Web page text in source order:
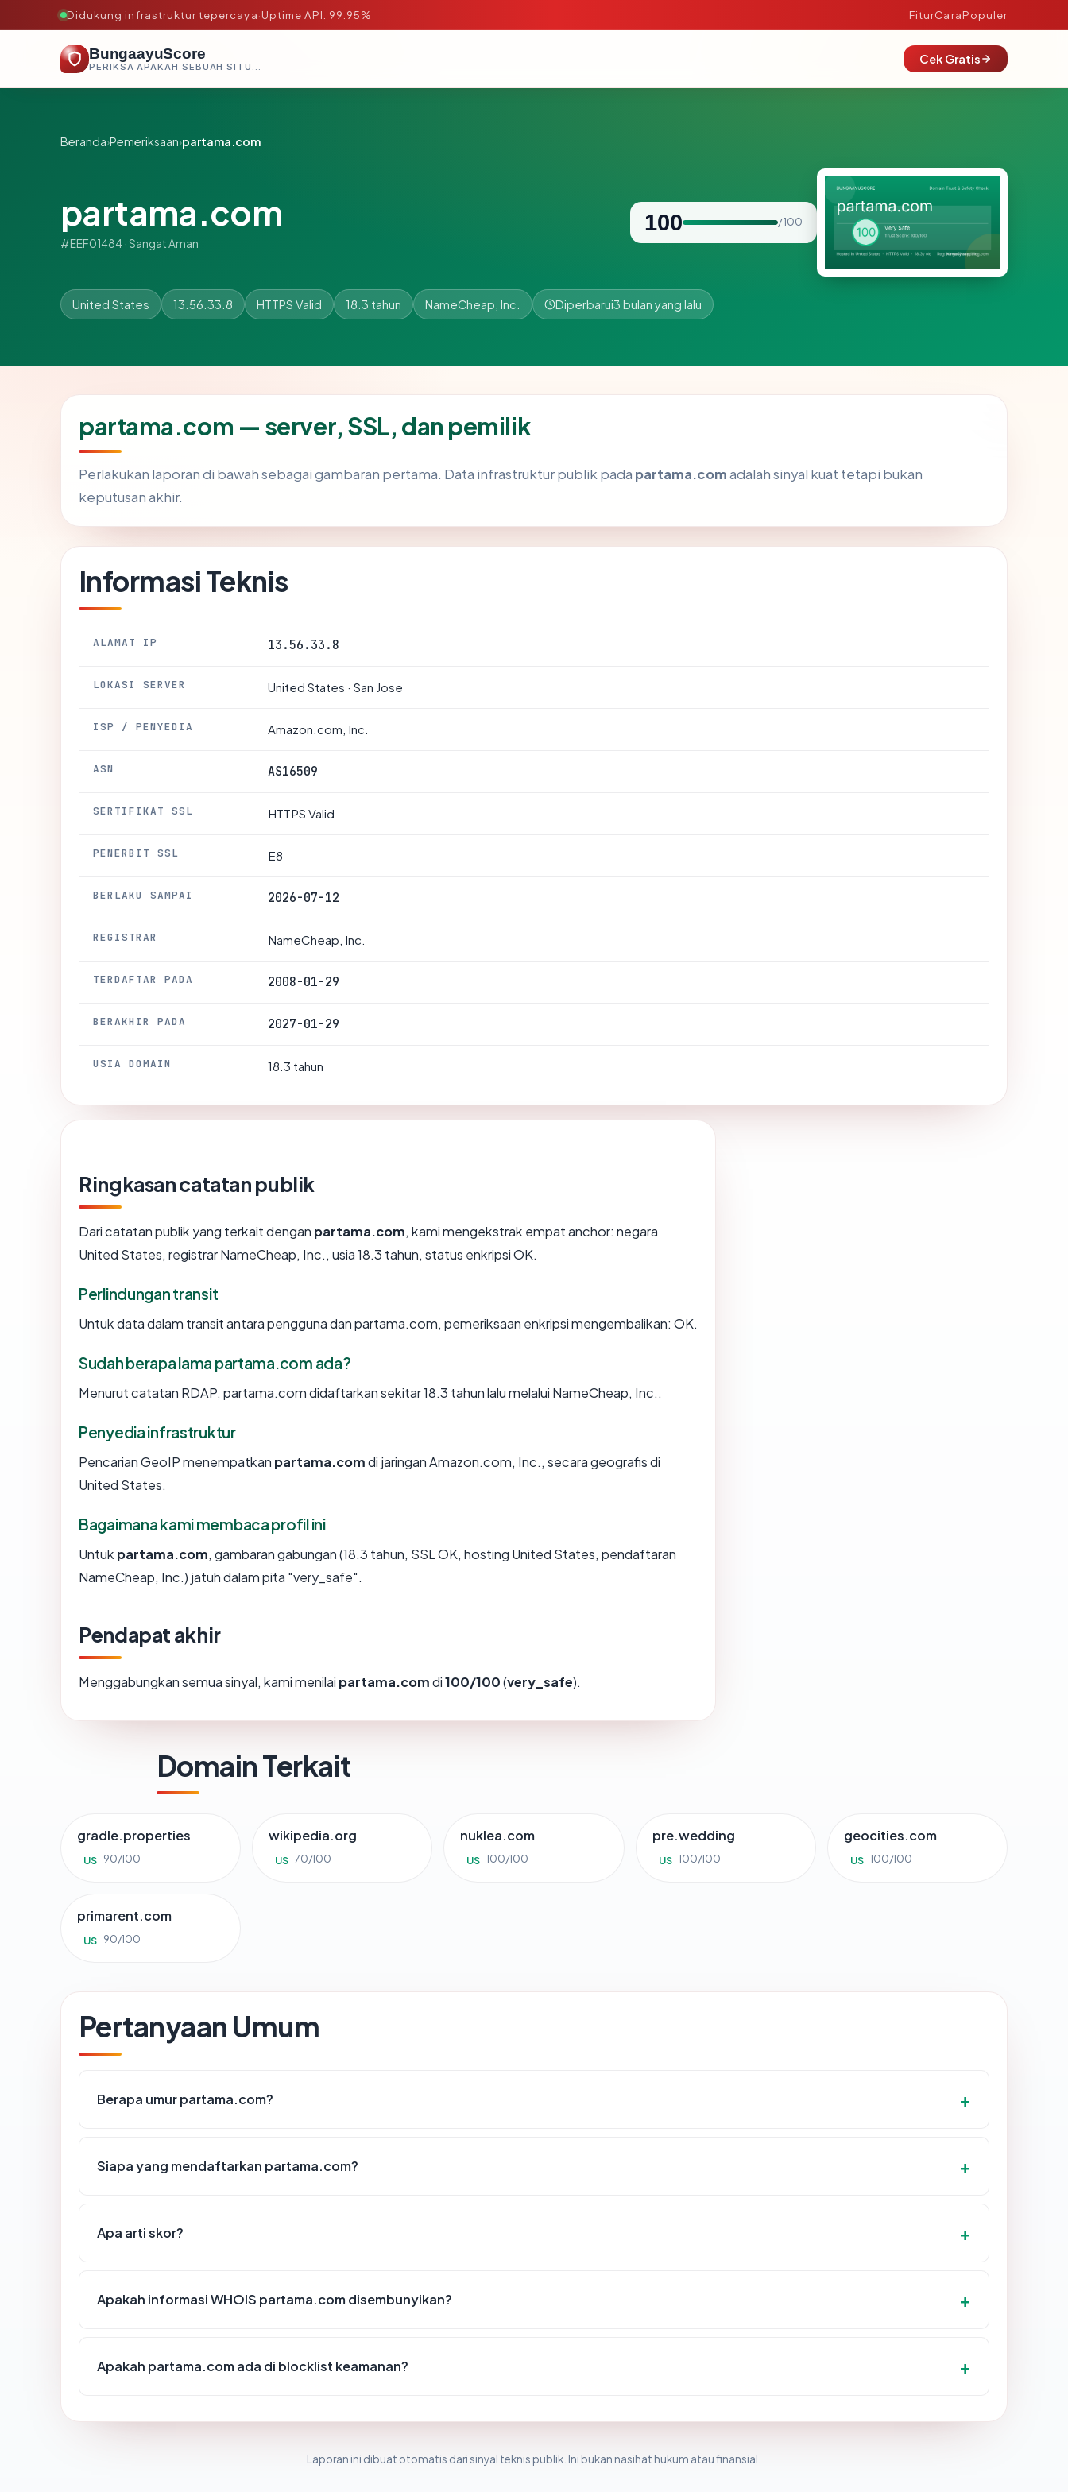
Didukung infrastruktur tepercaya·Uptime API: 99.95% FiturCaraPopuler
BungaayuScore
PERIKSA APAKAH SEBUAH SITUS AMAN, TEPERCAYA, DAN TERVERIFIKASI DALAM HITUNGAN DETIK.
Cek Gratis
Beranda›Pemeriksaan›partama.com
partama.com
#EEF01484 · Sangat Aman
100 / 100
United States 13.56.33.8 HTTPS Valid 18.3 tahun NameCheap, Inc. Diperbarui3 bulan yang lalu
partama.com — server, SSL, dan pemilik
Perlakukan laporan di bawah sebagai gambaran pertama. Data infrastruktur publik pada partama.comadalah sinyal kuat tetapi bukan
keputusan akhir.
Informasi Teknis
ALAMAT IP 13.56.33.8
LOKASI SERVER United States · San Jose
ISP / PENYEDIA Amazon.com, Inc.
ASN AS16509
SERTIFIKAT SSL HTTPS Valid
PENERBIT SSL E8
BERLAKU SAMPAI 2026-07-12
REGISTRAR NameCheap, Inc.
TERDAFTAR PADA 2008-01-29
BERAKHIR PADA 2027-01-29
USIA DOMAIN 18.3 tahun
Ringkasan catatan publik
Dari catatan publik yang terkait dengan partama.com, kami mengekstrak empat anchor: negara
United States, registrar NameCheap, Inc., usia 18.3 tahun, status enkripsi OK.
Perlindungan transit
Untuk data dalam transit antara pengguna dan partama.com, pemeriksaan enkripsi mengembalikan: OK.
Sudah berapa lama partama.com ada?
Menurut catatan RDAP, partama.com didaftarkan sekitar 18.3 tahun lalu melalui NameCheap, Inc..
Penyedia infrastruktur
Pencarian GeoIP menempatkan partama.comdi jaringan Amazon.com, Inc., secara geografis di
United States.
Bagaimana kami membaca profil ini
Untuk partama.com, gambaran gabungan (18.3 tahun, SSL OK, hosting United States, pendaftaran
NameCheap, Inc.) jatuh dalam pita "very_safe".
Pendapat akhir
Menggabungkan semua sinyal, kami menilai partama.comdi100/100(very_safe).
Domain Terkait
gradle.properties
US 90/100
wikipedia.org
US 70/100
nuklea.com
US 100/100
pre.wedding
US 100/100
geocities.com
US 100/100
primarent.com
US 90/100
Pertanyaan Umum
Berapa umur partama.com?
Siapa yang mendaftarkan partama.com?
Apa arti skor?
Apakah informasi WHOIS partama.com disembunyikan?
Apakah partama.com ada di blocklist keamanan?
Laporan ini dibuat otomatis dari sinyal teknis publik. Ini bukan nasihat hukum atau finansial.